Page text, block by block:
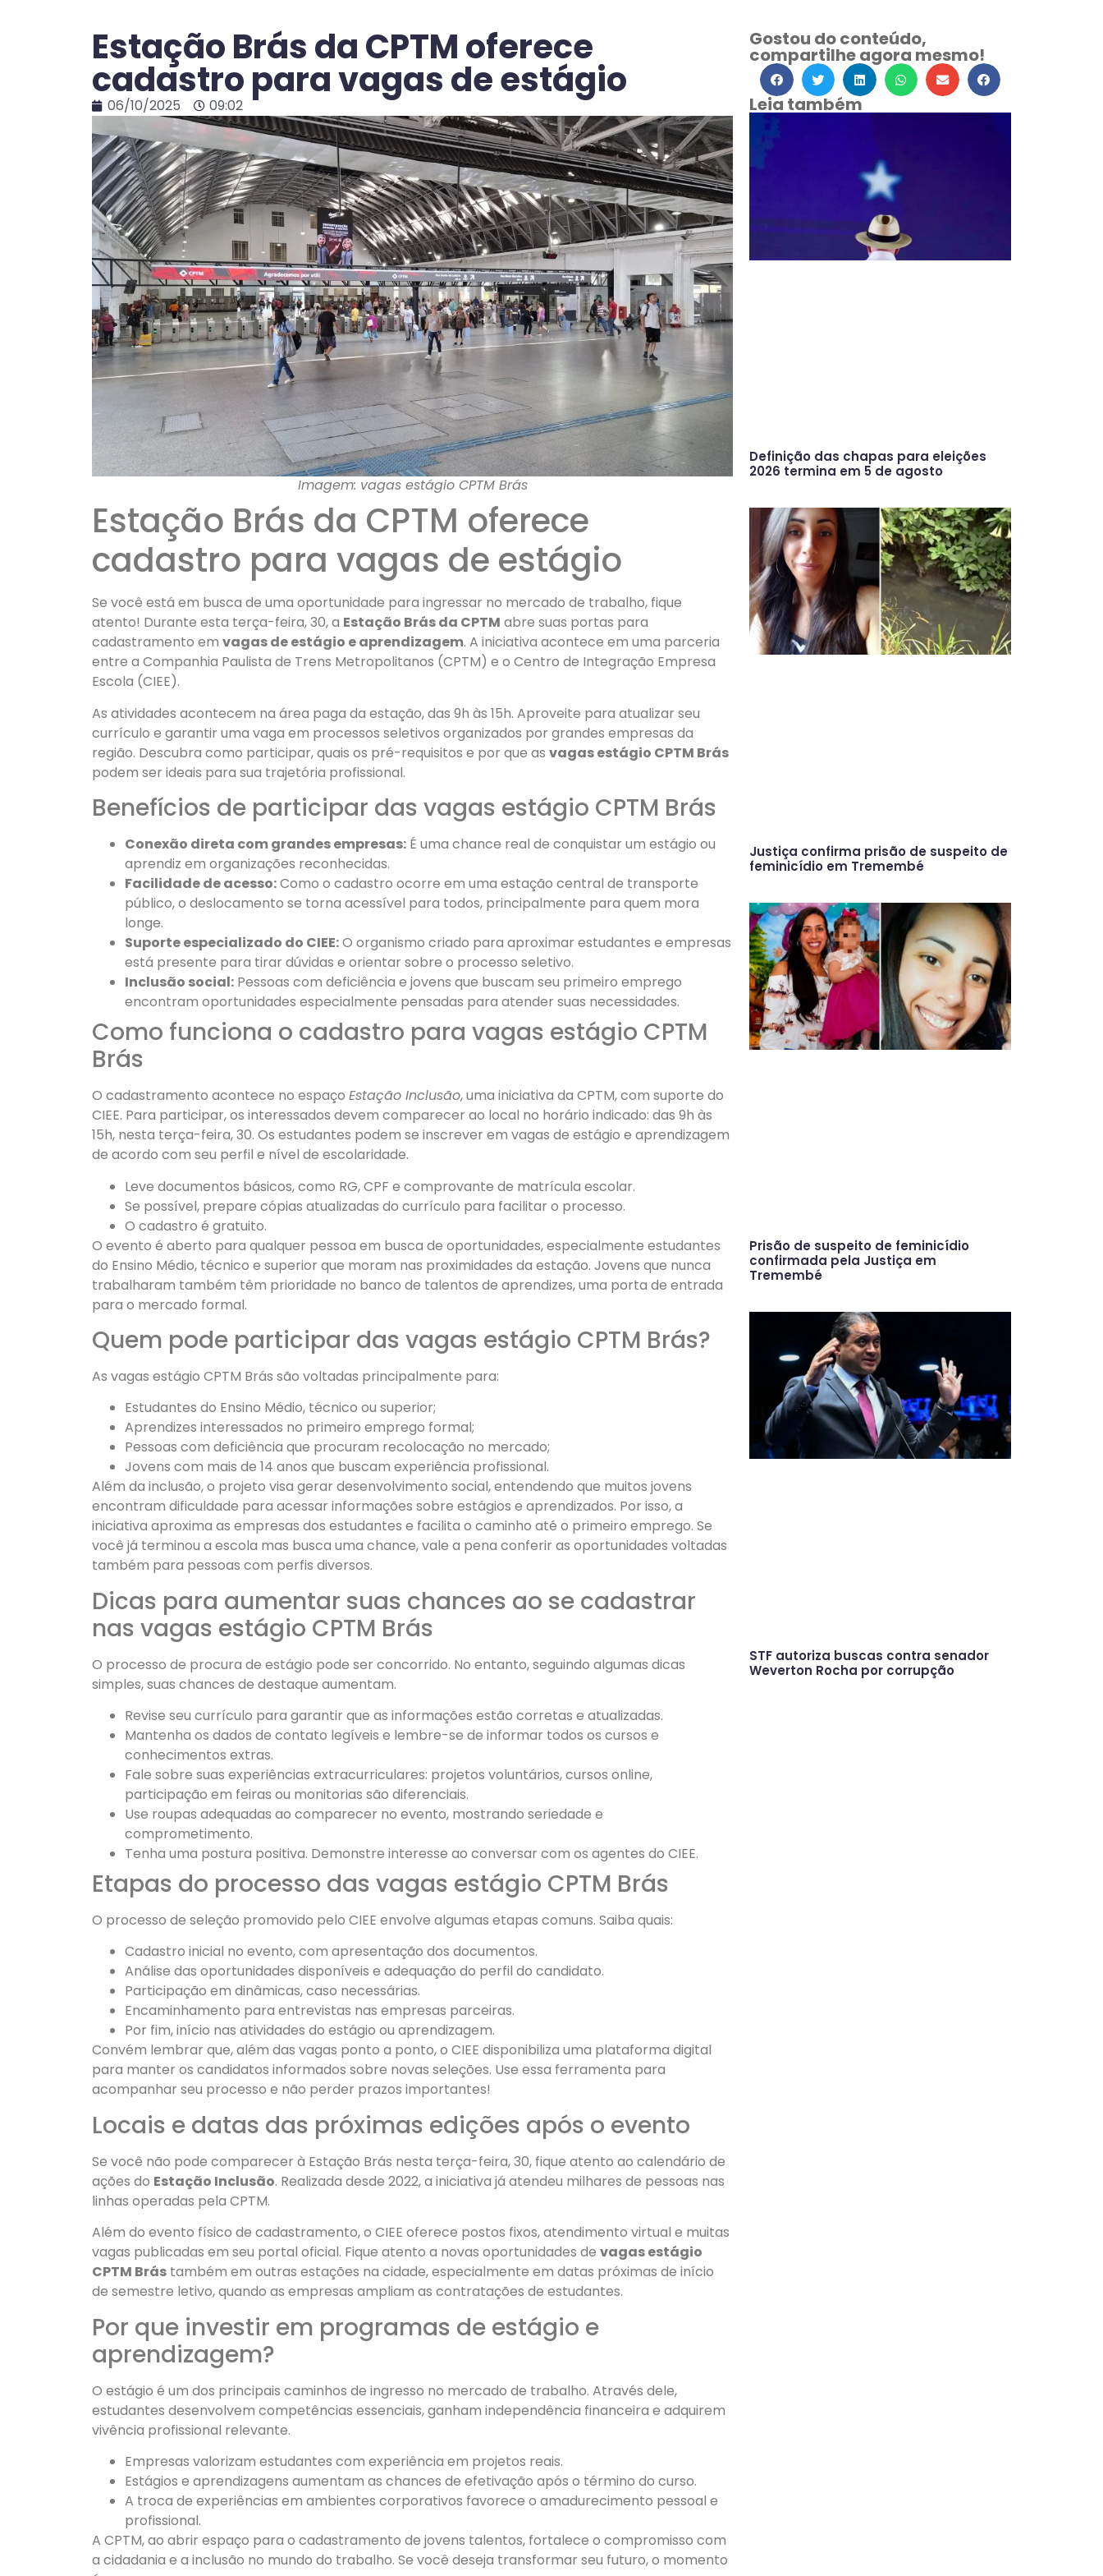
Estação Brás da CPTM oferece
cadastro para vagas de estágio
06/10/2025 09:02
Imagem: vagas estágio CPTM Brás
Estação Brás da CPTM oferece
cadastro para vagas de estágio
Se você está em busca de uma oportunidade para ingressar no mercado de trabalho, fique
atento! Durante esta terça-feira, 30, a Estação Brás da CPTM abre suas portas para
cadastramento em vagas de estágio e aprendizagem. A iniciativa acontece em uma parceria
entre a Companhia Paulista de Trens Metropolitanos (CPTM) e o Centro de Integração Empresa
Escola (CIEE).
As atividades acontecem na área paga da estação, das 9h às 15h. Aproveite para atualizar seu
currículo e garantir uma vaga em processos seletivos organizados por grandes empresas da
região. Descubra como participar, quais os pré-requisitos e por que as vagas estágio CPTM Brás
podem ser ideais para sua trajetória profissional.
Benefícios de participar das vagas estágio CPTM Brás
Conexão direta com grandes empresas: É uma chance real de conquistar um estágio ou
aprendiz em organizações reconhecidas.
Facilidade de acesso:Como o cadastro ocorre em uma estação central de transporte
público, o deslocamento se torna acessível para todos, principalmente para quem mora
longe.
Suporte especializado do CIEE:O organismo criado para aproximar estudantes e empresas
está presente para tirar dúvidas e orientar sobre o processo seletivo.
Inclusão social: Pessoas com deficiência e jovens que buscam seu primeiro emprego
encontram oportunidades especialmente pensadas para atender suas necessidades.
Como funciona o cadastro para vagas estágio CPTM
Brás
O cadastramento acontece no espaço Estação Inclusão, uma iniciativa da CPTM, com suporte do
CIEE. Para participar, os interessados devem comparecer ao local no horário indicado: das 9h às
15h, nesta terça-feira, 30. Os estudantes podem se inscrever em vagas de estágio e aprendizagem
de acordo com seu perfil e nível de escolaridade.
Leve documentos básicos, como RG, CPF e comprovante de matrícula escolar.
Se possível, prepare cópias atualizadas do currículo para facilitar o processo.
O cadastro é gratuito.
O evento é aberto para qualquer pessoa em busca de oportunidades, especialmente estudantes
do Ensino Médio, técnico e superior que moram nas proximidades da estação. Jovens que nunca
trabalharam também têm prioridade no banco de talentos de aprendizes, uma porta de entrada
para o mercado formal.
Quem pode participar das vagas estágio CPTM Brás?
As vagas estágio CPTM Brás são voltadas principalmente para:
Estudantes do Ensino Médio, técnico ou superior;
Aprendizes interessados no primeiro emprego formal;
Pessoas com deficiência que procuram recolocação no mercado;
Jovens com mais de 14 anos que buscam experiência profissional.
Além da inclusão, o projeto visa gerar desenvolvimento social, entendendo que muitos jovens
encontram dificuldade para acessar informações sobre estágios e aprendizados. Por isso, a
iniciativa aproxima as empresas dos estudantes e facilita o caminho até o primeiro emprego. Se
você já terminou a escola mas busca uma chance, vale a pena conferir as oportunidades voltadas
também para pessoas com perfis diversos.
Dicas para aumentar suas chances ao se cadastrar
nas vagas estágio CPTM Brás
O processo de procura de estágio pode ser concorrido. No entanto, seguindo algumas dicas
simples, suas chances de destaque aumentam.
Revise seu currículo para garantir que as informações estão corretas e atualizadas.
Mantenha os dados de contato legíveis e lembre-se de informar todos os cursos e
conhecimentos extras.
Fale sobre suas experiências extracurriculares: projetos voluntários, cursos online,
participação em feiras ou monitorias são diferenciais.
Use roupas adequadas ao comparecer no evento, mostrando seriedade e
comprometimento.
Tenha uma postura positiva. Demonstre interesse ao conversar com os agentes do CIEE.
Etapas do processo das vagas estágio CPTM Brás
O processo de seleção promovido pelo CIEE envolve algumas etapas comuns. Saiba quais:
Cadastro inicial no evento, com apresentação dos documentos.
Análise das oportunidades disponíveis e adequação do perfil do candidato.
Participação em dinâmicas, caso necessárias.
Encaminhamento para entrevistas nas empresas parceiras.
Por fim, início nas atividades do estágio ou aprendizagem.
Convém lembrar que, além das vagas ponto a ponto, o CIEE disponibiliza uma plataforma digital
para manter os candidatos informados sobre novas seleções. Use essa ferramenta para
acompanhar seu processo e não perder prazos importantes!
Locais e datas das próximas edições após o evento
Se você não pode comparecer à Estação Brás nesta terça-feira, 30, fique atento ao calendário de
ações do Estação Inclusão. Realizada desde 2022, a iniciativa já atendeu milhares de pessoas nas
linhas operadas pela CPTM.
Além do evento físico de cadastramento, o CIEE oferece postos fixos, atendimento virtual e muitas
vagas publicadas em seu portal oficial. Fique atento a novas oportunidades de vagas estágio
CPTM Brás também em outras estações na cidade, especialmente em datas próximas de início
de semestre letivo, quando as empresas ampliam as contratações de estudantes.
Por que investir em programas de estágio e
aprendizagem?
O estágio é um dos principais caminhos de ingresso no mercado de trabalho. Através dele,
estudantes desenvolvem competências essenciais, ganham independência financeira e adquirem
vivência profissional relevante.
Empresas valorizam estudantes com experiência em projetos reais.
Estágios e aprendizagens aumentam as chances de efetivação após o término do curso.
A troca de experiências em ambientes corporativos favorece o amadurecimento pessoal e
profissional.
A CPTM, ao abrir espaço para o cadastramento de jovens talentos, fortalece o compromisso com
a cidadania e a inclusão no mundo do trabalho. Se você deseja transformar seu futuro, o momento
Gostou do conteúdo,
compartilhe agora mesmo!
Leia também
Definição das chapas para eleições
2026 termina em 5 de agosto
Justiça confirma prisão de suspeito de
feminicídio em Tremembé
Prisão de suspeito de feminicídio
confirmada pela Justiça em
Tremembé
STF autoriza buscas contra senador
Weverton Rocha por corrupção